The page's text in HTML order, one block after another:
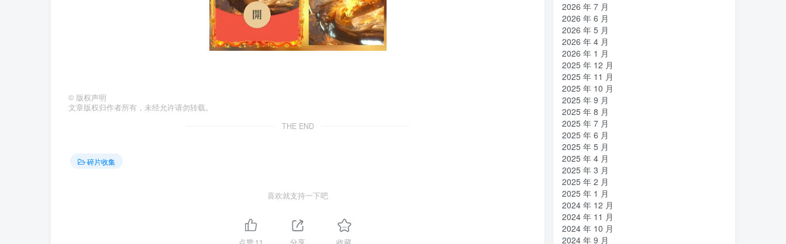
© 版权声明
文章版权归作者所有，未经允许请勿转载。
THE END
碎片收集
喜欢就支持一下吧
2026 年 7 月
2026 年 6 月
2026 年 5 月
2026 年 4 月
2026 年 1 月
2025 年 12 月
2025 年 11 月
2025 年 10 月
2025 年 9 月
2025 年 8 月
2025 年 7 月
2025 年 6 月
2025 年 5 月
2025 年 4 月
2025 年 3 月
2025 年 2 月
2025 年 1 月
2024 年 12 月
2024 年 11 月
2024 年 10 月
2024 年 9 月